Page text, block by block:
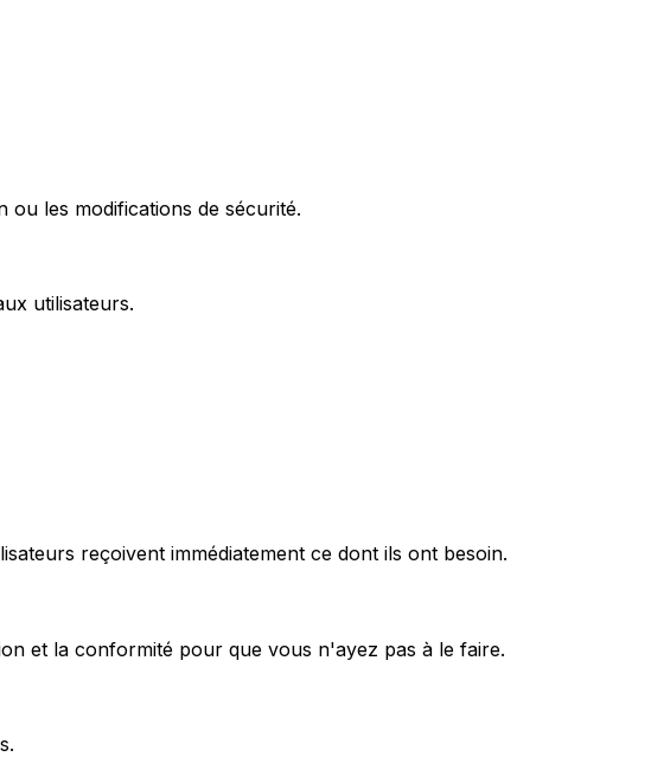
ou les modifications de sécurité.
utilisateurs.
reçoivent immédiatement ce dont ils ont besoin.
et la conformité pour que vous n'ayez pas à le faire.